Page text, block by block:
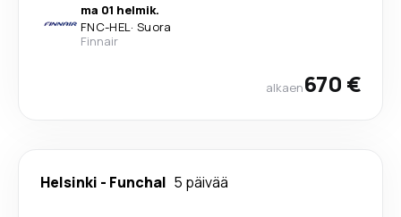
ma 01 helmik.
FNC-HEL· Suora
Finnair
alkaen670 €
Helsinki - Funchal 5 päivää